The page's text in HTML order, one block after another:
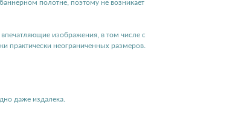
полотне, поэтому не возникает
изображения, в том числе с
практически неограниченных размеров.
даже издалека.